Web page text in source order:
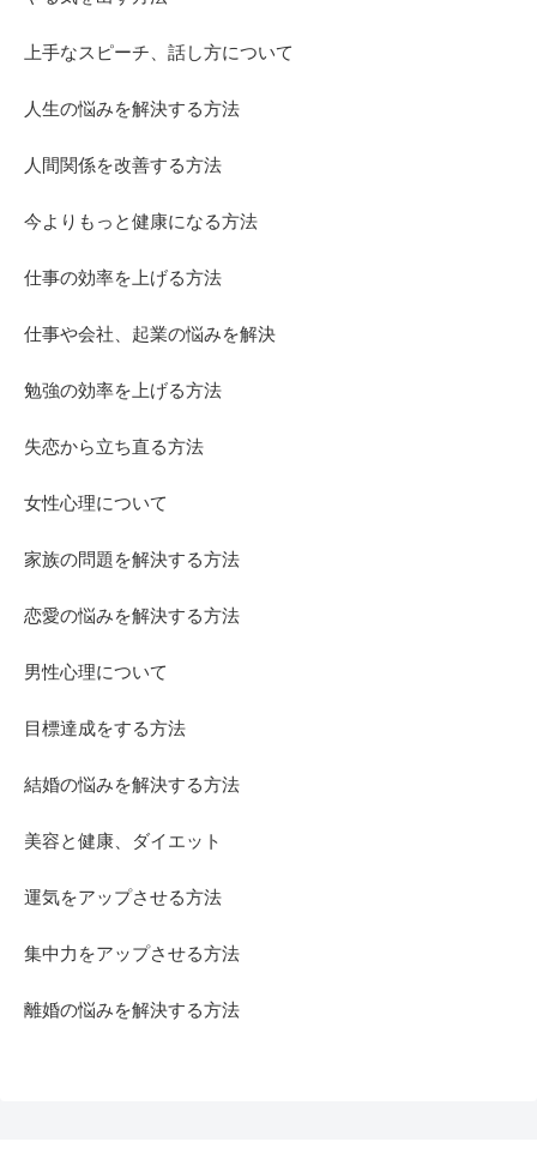
上手なスピーチ、話し方について
人生の悩みを解決する方法
人間関係を改善する方法
今よりもっと健康になる方法
仕事の効率を上げる方法
仕事や会社、起業の悩みを解決
勉強の効率を上げる方法
失恋から立ち直る方法
女性心理について
家族の問題を解決する方法
恋愛の悩みを解決する方法
男性心理について
目標達成をする方法
結婚の悩みを解決する方法
美容と健康、ダイエット
運気をアップさせる方法
集中力をアップさせる方法
離婚の悩みを解決する方法